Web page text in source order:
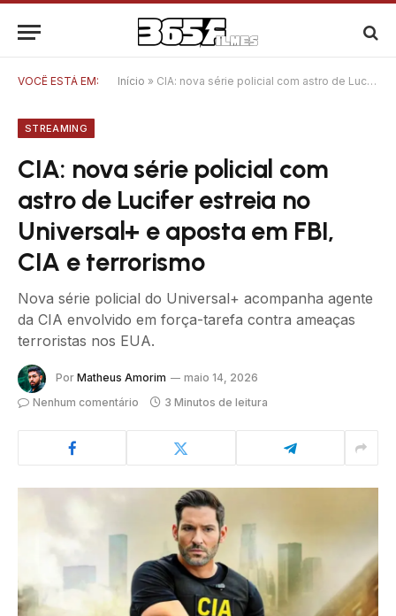
VOCÊ ESTÁ EM: Início » CIA: nova série policial com astro de Lucifer estreia no Universal+ e aposta em FBI, CIA e terrorismo
STREAMING
CIA: nova série policial com
astro de Lucifer estreia no
Universal+ e aposta em FBI,
CIA e terrorismo
Nova série policial do Universal+ acompanha agente
da CIA envolvido em força-tarefa contra ameaças
terroristas nos EUA.
Por Matheus Amorim
maio 14, 2026
Nenhum comentário
3 Minutos de leitura